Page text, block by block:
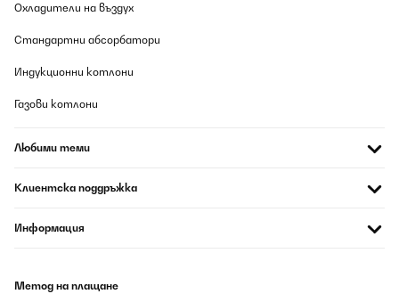
Охладители на въздух
Стандартни абсорбатори
Индукционни котлони
Газови котлони
Любими теми
Клиентска поддръжка
Информация
Метод на плащане